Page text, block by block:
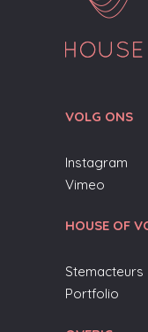
VOLG ONS
Instagram
Vimeo
HOUSE OF
Stemacteurs
Portfolio